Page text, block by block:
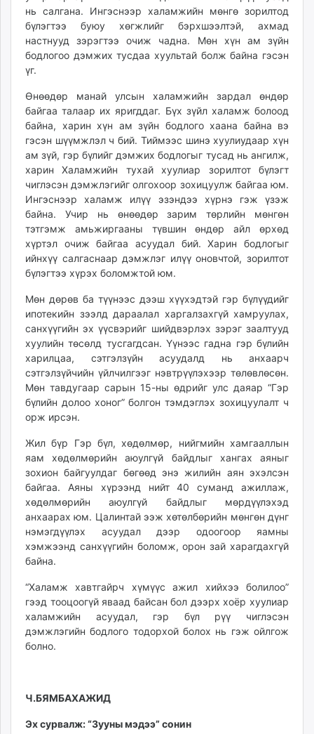
нь салгана. Ингэснээр халамжийн мөнгө зорилтод
бүлэгтээ буюу хөгжлийг бэрхшээлтэй, ахмад
настнууд зэрэгтээ очиж чадна. Мөн хүн ам зүйн
бодлогоо дэмжих тусдаа хуультай болж байна гэсэн
үг.
Өнөөдөр манай улсын халамжийн зардал өндөр
байгаа талаар их яригддаг. Бүх зүйл халамж болоод
байна, харин хүн ам зүйн бодлого хаана байна вэ
гэсэн шүүмжлэл ч бий. Тиймээс шинэ хуулиудаар хүн
ам зүй, гэр бүлийг дэмжих бодлогыг тусад нь ангилж,
харин Халамжийн тухай хуулиар зорилтот бүлэгт
чиглэсэн дэмжлэгийг олгохоор зохицуулж байгаа юм.
Ингэснээр халамж илүү эзэндээ хүрнэ гэж үзэж
байна. Учир нь өнөөдөр зарим төрлийн мөнгөн
тэтгэмж амьжиргааны түвшин өндөр айл өрхөд
хүртэл очиж байгаа асуудал бий. Харин бодлогыг
ийнхүү салгаснаар дэмжлэг илүү оновчтой, зорилтот
бүлэгтээ хүрэх боломжтой юм.
Мөн дөрөв ба түүнээс дээш хүүхэдтэй гэр бүлүүдийг
ипотекийн зээлд дараалал харгалзахгүй хамруулах,
санхүүгийн эх үүсвэрийг шийдвэрлэх зэрэг заалтууд
хуулийн төсөлд тусгагдсан. Үүнээс гадна гэр бүлийн
харилцаа, сэтгэлзүйн асуудалд нь анхаарч
сэтгэлзүйчийн үйлчилгээг нэвтрүүлэхээр төлөвлөсөн.
Мөн тавдугаар сарын 15-ны өдрийг улс даяар “Гэр
бүлийн долоо хоног” болгон тэмдэглэх зохицуулалт ч
орж ирсэн.
Жил бүр Гэр бүл, хөдөлмөр, нийгмийн хамгааллын
яам хөдөлмөрийн аюулгүй байдлыг хангах аяныг
зохион байгуулдаг бөгөөд энэ жилийн аян эхэлсэн
байгаа. Аяны хүрээнд нийт 40 суманд ажиллаж,
хөдөлмөрийн аюулгүй байдлыг мөрдүүлэхэд
анхаарах юм. Цалинтай ээж хөтөлбөрийн мөнгөн дүнг
нэмэгдүүлэх асуудал дээр одоогоор яамны
хэмжээнд санхүүгийн боломж, орон зай харагдахгүй
байна.
“Халамж хавтгайрч хүмүүс ажил хийхээ болилоо”
гээд тооцоогүй яваад байсан бол дээрх хоёр хуулиар
халамжийн асуудал, гэр бүл рүү чиглэсэн
дэмжлэгийн бодлого тодорхой болох нь гэж ойлгож
болно.
Ч.БЯМБАХАЖИД
Эх сурвалж: “Зууны мэдээ” сонин